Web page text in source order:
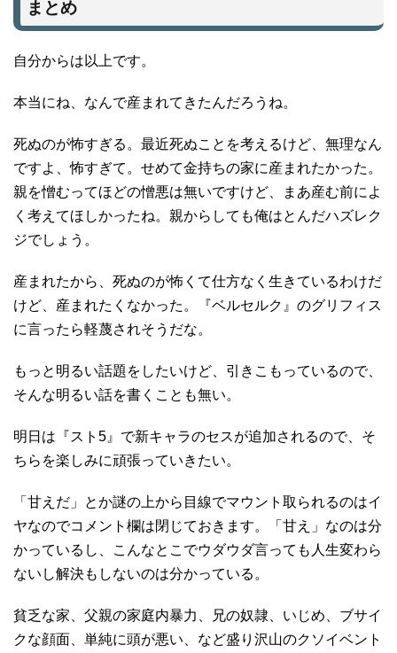
まとめ
自分からは以上です。
本当にね、なんで産まれてきたんだろうね。
死ぬのが怖すぎる。最近死ぬことを考えるけど、無理なん
ですよ、怖すぎて。せめて金持ちの家に産まれたかった。
親を憎むってほどの憎悪は無いですけど、まあ産む前によ
く考えてほしかったね。親からしても俺はとんだハズレク
ジでしょう。
産まれたから、死ぬのが怖くて仕方なく生きているわけだ
けど、産まれたくなかった。『ベルセルク』のグリフィス
に言ったら軽蔑されそうだな。
もっと明るい話題をしたいけど、引きこもっているので、
そんな明るい話を書くことも無い。
明日は『スト5』で新キャラのセスが追加されるので、そ
ちらを楽しみに頑張っていきたい。
「甘えだ」とか謎の上から目線でマウント取られるのはイ
ヤなのでコメント欄は閉じておきます。「甘え」なのは分
かっているし、こんなとこでウダウダ言っても人生変わら
ないし解決もしないのは分かっている。
貧乏な家、父親の家庭内暴力、兄の奴隷、いじめ、ブサイ
クな顔面、単純に頭が悪い、など盛り沢山のクソイベント